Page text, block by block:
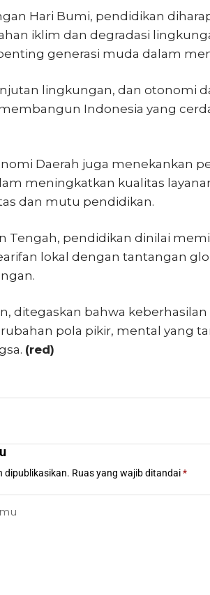
Hari Bumi, pendidikan
iklim dan degradasi
generasi muda dalam
lingkungan, dan otonomi
Indonesia yang
Daerah juga menekankan
meningkatkan kualitas
dan mutu pendidikan.
Tengah, pendidikan dinilai
lokal dengan tantangan
ditegaskan bahwa
pola pikir, mental yang
(red)
dipublikasikan. Ruas yang wajib ditandai*